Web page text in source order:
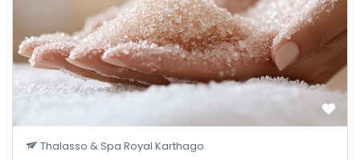
Thalasso & Spa Royal Karthago